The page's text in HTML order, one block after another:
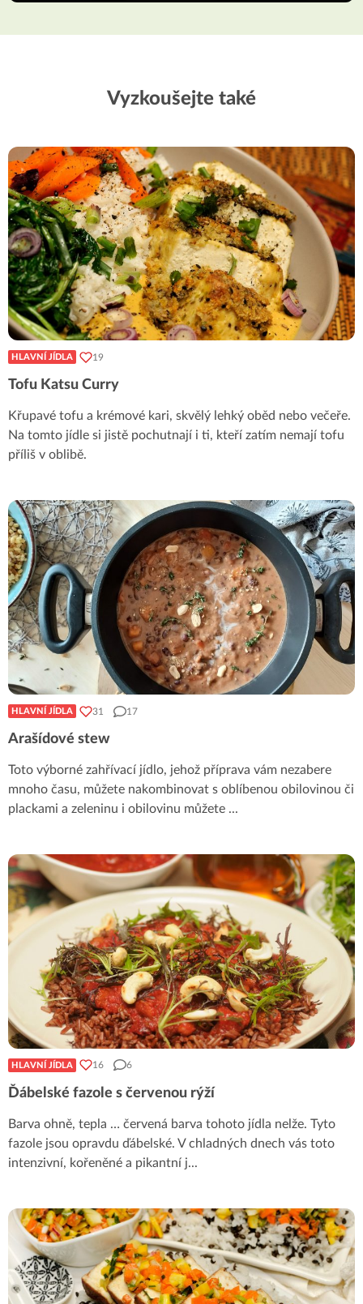
Vyzkoušejte také
HLAVNÍ JÍDLA 19
Tofu Katsu Curry
Křupavé tofu a krémové kari, skvělý lehký oběd nebo večeře.
Na tomto jídle si jistě pochutnají i ti, kteří zatím nemají tofu
příliš v oblibě.
HLAVNÍ JÍDLA 31 17
Arašídové stew
Toto výborné zahřívací jídlo, jehož příprava vám nezabere
mnoho času, můžete nakombinovat s oblíbenou obilovinou či
plackami a zeleninu i obilovinu můžete ...
HLAVNÍ JÍDLA 16 6
Ďábelské fazole s červenou rýží
Barva ohně, tepla … červená barva tohoto jídla nelže. Tyto
fazole jsou opravdu ďábelské. V chladných dnech vás toto
intenzivní, kořeněné a pikantní j...